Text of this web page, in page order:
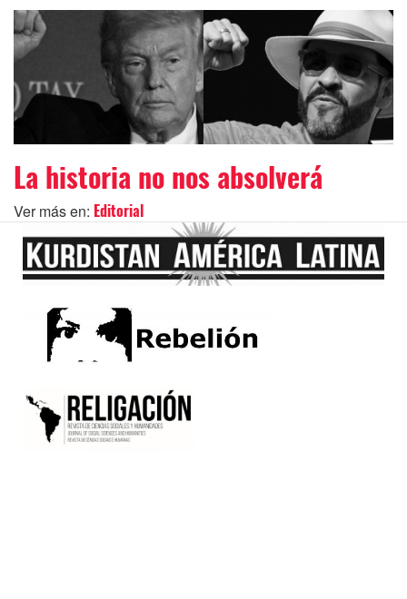
La historia no nos absolverá
Ver más en: Editorial